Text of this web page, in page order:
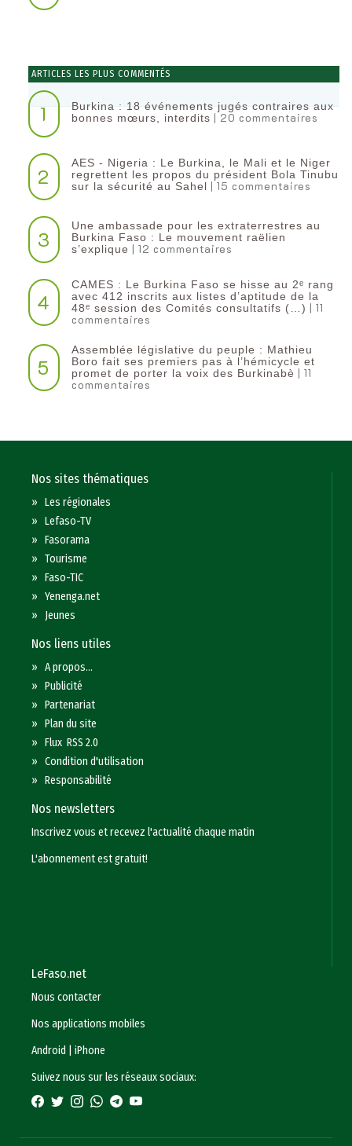
ARTICLES LES PLUS COMMENTÉS
1
Burkina : 18 événements jugés contraires aux
bonnes mœurs, interdits | 20 commentaires
2
AES - Nigeria : Le Burkina, le Mali et le Niger
regrettent les propos du président Bola Tinubu
sur la sécurité au Sahel | 15 commentaires
3
Une ambassade pour les extraterrestres au
Burkina Faso : Le mouvement raëlien
s’explique | 12 commentaires
4
CAMES : Le Burkina Faso se hisse au 2ᵉ rang
avec 412 inscrits aux listes d’aptitude de la
48ᵉ session des Comités consultatifs (…) | 11
commentaires
5
Assemblée législative du peuple : Mathieu
Boro fait ses premiers pas à l’hémicycle et
promet de porter la voix des Burkinabè | 11
commentaires
Nos sites thématiques
»Les régionales
»Lefaso-TV
»Fasorama
»Tourisme
»Faso-TIC
»Yenenga.net
» Jeunes
Nos liens utiles
»A propos...
»Publicité
»Partenariat
»Plan du site
»Flux RSS 2.0
»Condition d'utilisation
»Responsabilité
Nos newsletters
Inscrivez vous et recevez l'actualité chaque matin
L'abonnement est gratuit!
LeFaso.net
Nous contacter
Nos applications mobiles
Android
|iPhone
Suivez nous sur les réseaux sociaux: